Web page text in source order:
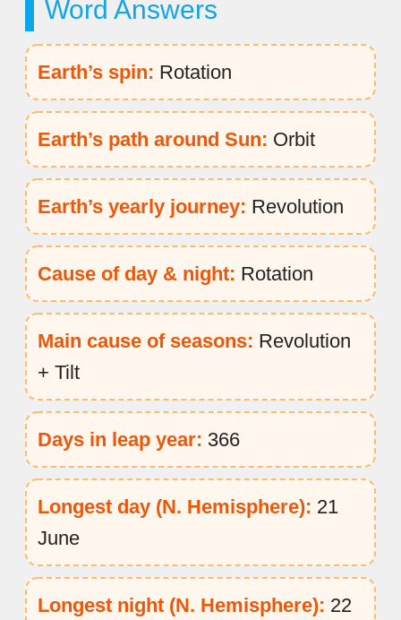
Word Answers
Earth’s spin: Rotation
Earth’s path around Sun: Orbit
Earth’s yearly journey: Revolution
Cause of day & night: Rotation
Main cause of seasons: Revolution
+ Tilt
Days in leap year: 366
Longest day (N. Hemisphere): 21
June
Longest night (N. Hemisphere): 22